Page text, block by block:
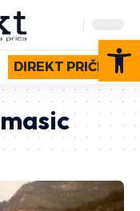
DIREKT PRIČE